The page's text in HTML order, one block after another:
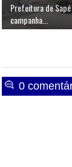
Prefeitura de
campanha...
0